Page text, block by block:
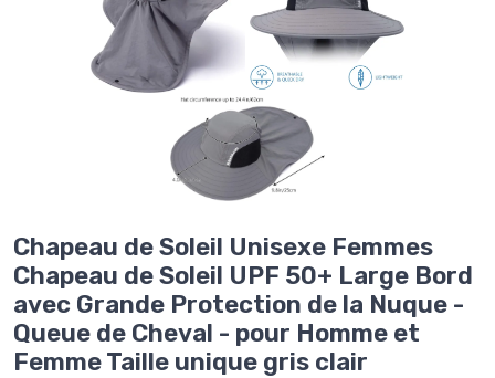
Chapeau de Soleil Unisexe Femmes
Chapeau de Soleil UPF 50+ Large Bord
avec Grande Protection de la Nuque -
Queue de Cheval - pour Homme et
Femme Taille unique gris clair